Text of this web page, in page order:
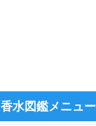
香水図鑑メニュー